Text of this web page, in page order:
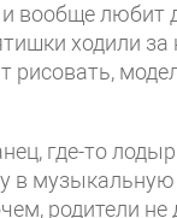
и вообще
ходили за
рисовать,
где-то
в
родители не